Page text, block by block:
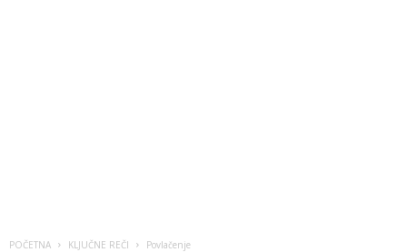
POČETNA KLJUČNE REČI Povlačenje